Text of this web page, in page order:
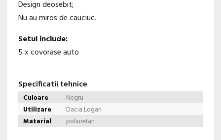
Design deosebit;
Nu au miros de cauciuc.
Setul include:
5 x covorase auto
Specificatii tehnice
Culoare
Negru
Utilizare
Dacia Logan
Material
poliuretan